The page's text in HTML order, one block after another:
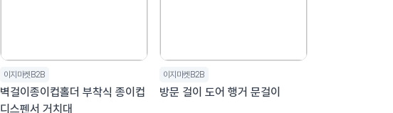
이지마켓B2B
벽걸이종이컵홀더 부착식 종이컵
디스펜서 거치대
이지마켓B2B
방문 걸이 도어 행거 문걸이